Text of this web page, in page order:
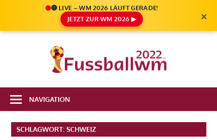
🔴 LIVE – WM 2026 LÄUFT GERADE!
JETZT ZUR WM 2026 ▶
×
2022
Infos
FIFA
Fußball
NAVIGATION
SCHLAGWORT: SCHWEIZ